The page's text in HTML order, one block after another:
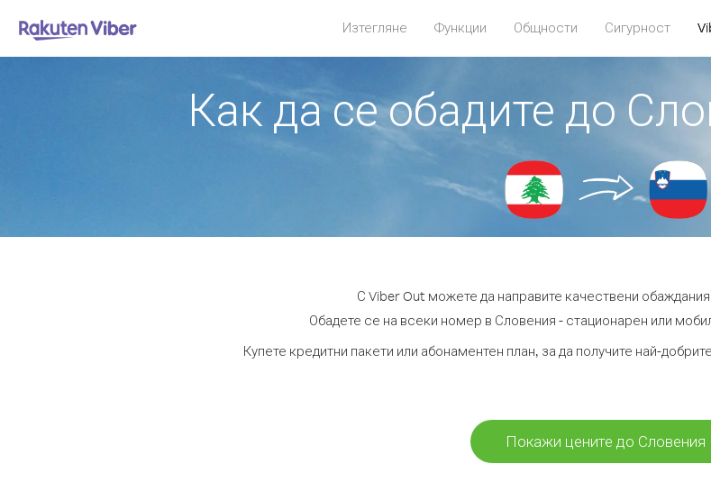
Изтегляне Функции Общности Сигурност
Как да се обадите до
С Viber Out можете да направите качествени
Обадете се на всеки номер в Словения - стационарен или
Купете кредитни пакети или абонаментен план, за да получите най-
Покажи цените до Словения